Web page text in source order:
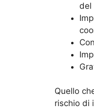
del
Quello
rischio di